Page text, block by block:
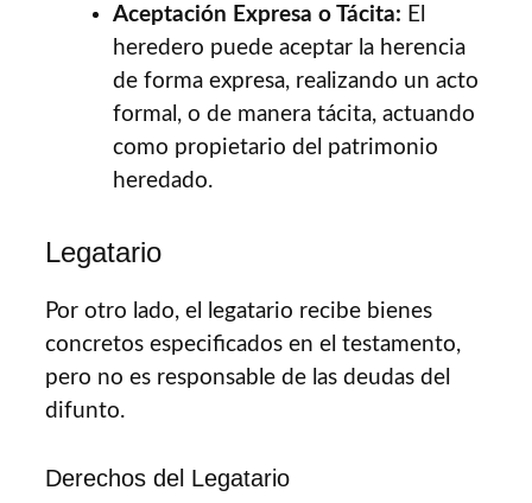
Aceptación Expresa o Tácita: El
heredero puede aceptar la herencia
de forma expresa, realizando un acto
formal, o de manera tácita, actuando
como propietario del patrimonio
heredado.
Legatario
Por otro lado, el legatario recibe bienes
concretos especificados en el testamento,
pero no es responsable de las deudas del
difunto.
Derechos del Legatario